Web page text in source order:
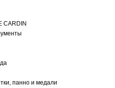
CARDIN
панно и медали